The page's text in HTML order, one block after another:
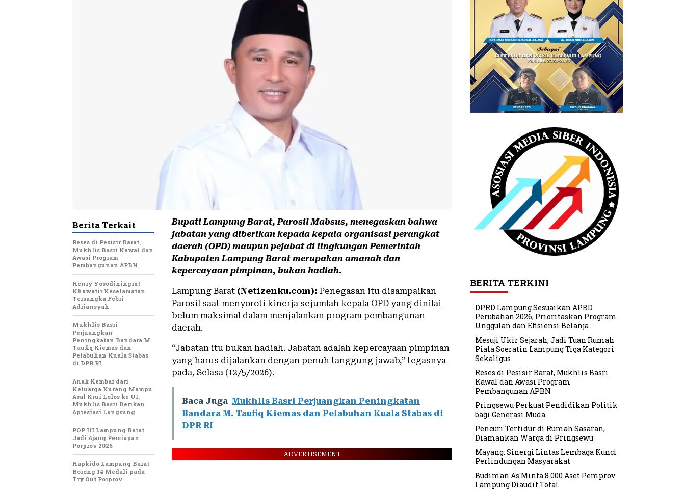
Bupati Lampung Barat,Parosil Mabsus, menegaskan bahwa
jabatan yang diberikan kepada kepala organisasi perangkat
daerah (OPD) maupun pejabat di lingkungan Pemerintah
Kabupaten Lampung Barat merupakan amanah dan
kepercayaan pimpinan, bukan hadiah.
Lampung Barat (Netizenku.com): Penegasan itu disampaikan
Parosil saat menyoroti kinerja sejumlah kepala OPD yang dinilai
belum maksimal dalam menjalankan program pembangunan
daerah.
“Jabatan itu bukan hadiah. Jabatan adalah kepercayaan pimpinan
yang harus dijalankan dengan penuh tanggung jawab,” tegasnya
pada, Selasa (12/5/2026).
Baca Juga Mukhlis Basri Perjuangkan Peningkatan
Bandara M. Taufiq Kiemas dan Pelabuhan Kuala Stabas di
DPR RI
ADVERTISEMENT
Berita Terkait
Reses di Pesisir Barat,
Mukhlis Basri Kawal dan
Awasi Program
Pembangunan APBN
Henry Yosodiningrat
Khawatir Keselamatan
Tersangka Febri
Adriansyah
Mukhlis Basri
Perjuangkan
Peningkatan Bandara M.
Taufiq Kiemas dan
Pelabuhan Kuala Stabas
di DPR RI
Anak Kembar dari
Keluarga Kurang Mampu
Asal Krui Lolos ke UI,
Mukhlis Basri Berikan
Apresiasi Langsung
POP III Lampung Barat
Jadi Ajang Persiapan
Porprov 2026
Hapkido Lampung Barat
Borong 14 Medali pada
Try Out Porprov
BERITA TERKINI
DPRD Lampung Sesuaikan APBD
Perubahan 2026, Prioritaskan Program
Unggulan dan Efisiensi Belanja
Mesuji Ukir Sejarah, Jadi Tuan Rumah
Piala Soeratin Lampung Tiga Kategori
Sekaligus
Reses di Pesisir Barat, Mukhlis Basri
Kawal dan Awasi Program
Pembangunan APBN
Pringsewu Perkuat Pendidikan Politik
bagi Generasi Muda
Pencuri Tertidur di Rumah Sasaran,
Diamankan Warga di Pringsewu
Mayang: Sinergi Lintas Lembaga Kunci
Perlindungan Masyarakat
Budiman As Minta 8.000 Aset Pemprov
Lampung Diaudit Total